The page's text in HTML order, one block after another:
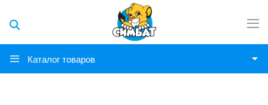
Каталог товаров